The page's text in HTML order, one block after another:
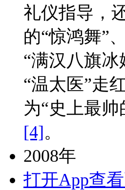
礼仪指导，
的“惊鸿舞”
“满汉八旗冰
“温太医”走
为“史上最帅
[4]。
2008年
打开App查